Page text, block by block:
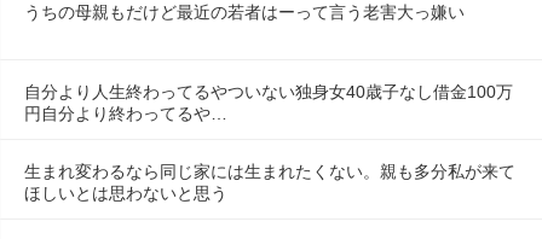
うちの母親もだけど最近の若者はーって言う老害大っ嫌い
自分より人生終わってるやついない独身女40歳子なし借金100万
円自分より終わってるや…
生まれ変わるなら同じ家には生まれたくない。親も多分私が来て
ほしいとは思わないと思う